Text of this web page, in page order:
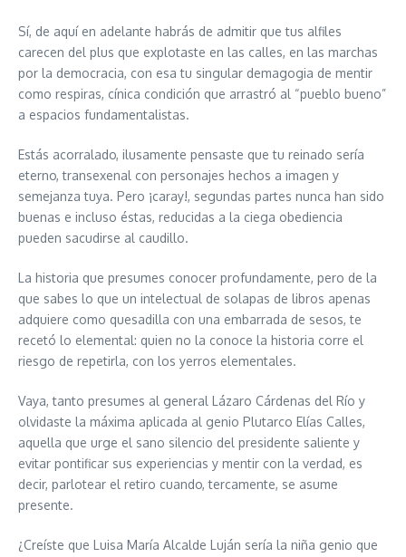
Sí, de aquí en adelante habrás de admitir que tus alfiles
carecen del plus que explotaste en las calles, en las marchas
por la democracia, con esa tu singular demagogia de mentir
como respiras, cínica condición que arrastró al “pueblo bueno”
a espacios fundamentalistas.
Estás acorralado, ilusamente pensaste que tu reinado sería
eterno, transexenal con personajes hechos a imagen y
semejanza tuya. Pero ¡caray!, segundas partes nunca han sido
buenas e incluso éstas, reducidas a la ciega obediencia
pueden sacudirse al caudillo.
La historia que presumes conocer profundamente, pero de la
que sabes lo que un intelectual de solapas de libros apenas
adquiere como quesadilla con una embarrada de sesos, te
recetó lo elemental: quien no la conoce la historia corre el
riesgo de repetirla, con los yerros elementales.
Vaya, tanto presumes al general Lázaro Cárdenas del Río y
olvidaste la máxima aplicada al genio Plutarco Elías Calles,
aquella que urge el sano silencio del presidente saliente y
evitar pontificar sus experiencias y mentir con la verdad, es
decir, parlotear el retiro cuando, tercamente, se asume
presente.
¿Creíste que Luisa María Alcalde Luján sería la niña genio que